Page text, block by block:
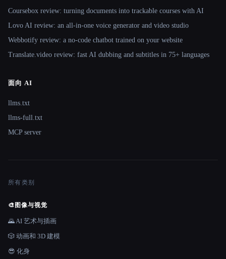
Coursebox review: turning documents into trackable courses with AI
Lovo AI review: an all-in-one voice generator and video studio
Webbotify review: a no-code chatbot trained on your website
Translate.video review: fast AI dubbing and subtitles in 75+ languages
面向 AI
llms.txt
llms-full.txt
MCP server
所有类别
🎨 图像与视觉
🌄 AI 艺术与插画
🎲 动画和 3D 建模
😎 化身